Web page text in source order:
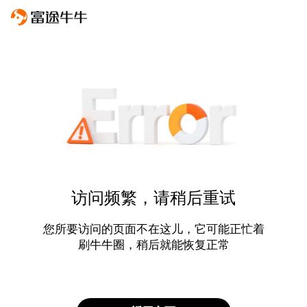
访问频繁，请稍后重试
您所要访问的页面不在这儿，它可能正忙着
刷牛牛圈，稍后就能恢复正常